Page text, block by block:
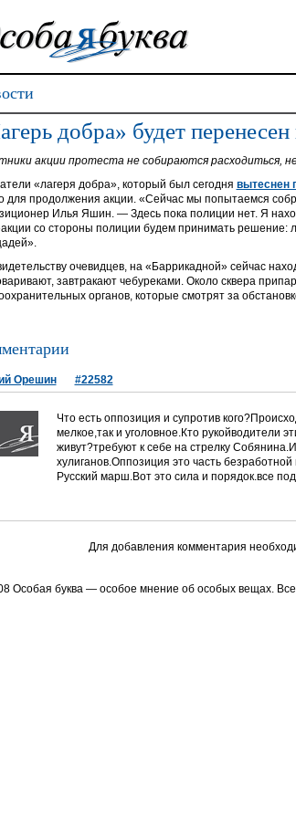
добра» будет
акции протеста не собираются расходиться,
«лагеря добра», который был сегодня вытеснен
для продолжения акции. «Сейчас мы попытаемся
Илья Яшин. — Здесь пока полиции нет. Я
со стороны полиции будем принимать решение:
очевидцев, на «Баррикадной» сейчас
завтракают чебуреками. Около сквера
органов, которые смотрят за
Орешин #22582
Что есть оппозиция и супротив
мелкое,так и уголовное.Кто рукойводители
живут?требуют к себе на стрелку
хулиганов.Оппозиция это часть
Русский марш.Вот это сила и порядок.все
Для добавления комментария
Особая буква — особое мнение об особых вещах.